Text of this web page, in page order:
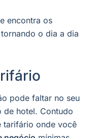
encontra os
o dia a dia
pode faltar no seu
de hotel. Contudo
tarifário onde você